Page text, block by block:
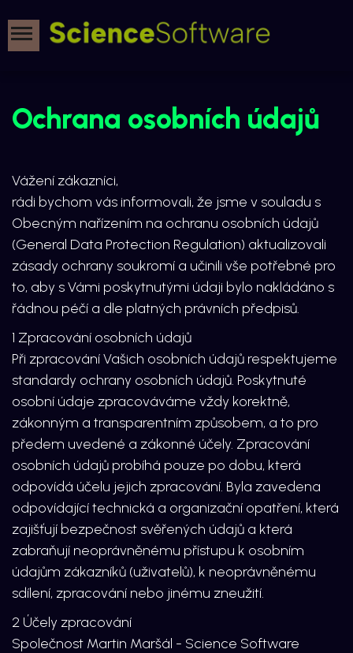
Ochrana osobních údajů
Vážení zákazníci,
rádi bychom vás informovali, že jsme v souladu s
Obecným nařízením na ochranu osobních údajů
(General Data Protection Regulation) aktualizovali
zásady ochrany soukromí a učinili vše potřebné pro
to, aby s Vámi poskytnutými údaji bylo nakládáno s
řádnou péčí a dle platných právních předpisů.
1 Zpracování osobních údajů
Při zpracování Vašich osobních údajů respektujeme
standardy ochrany osobních údajů. Poskytnuté
osobní údaje zpracováváme vždy korektně,
zákonným a transparentním způsobem, a to pro
předem uvedené a zákonné účely. Zpracování
osobních údajů probíhá pouze po dobu, která
odpovídá účelu jejich zpracování. Byla zavedena
odpovídající technická a organizační opatření, která
zajišťují bezpečnost svěřených údajů a která
zabraňují neoprávněnému přístupu k osobním
údajům zákazníků (uživatelů), k neoprávněnému
sdílení, zpracování nebo jinému zneužití.
2 Účely zpracování
Společnost Martin Maršál - Science Software